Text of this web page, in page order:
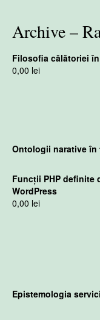
Archive –
Filosofia călătoriei
0,00 lei
Ontologii narative
Funcții PHP definite
WordPress
0,00 lei
Epistemologia